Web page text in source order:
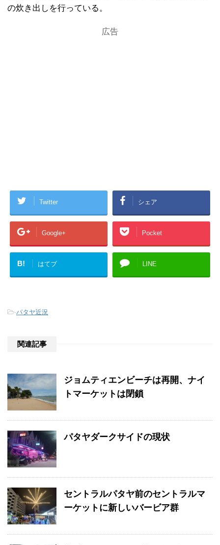
の炊き出しを行っている。
広告
Twitter シェア
Google+ Pocket
B! はてブ LINE
-パタヤ近況
関連記事
ジョムティエンビーチは再開、ナイ
トマーケットは閉鎖
パタヤダークサイドの現状
セントラルパタヤ前のセントラルマ
ーケットに新しいバービア群